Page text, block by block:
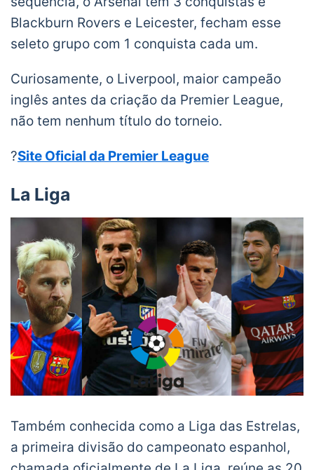
Blackburn Rovers e Leicester, fecham esse
seleto grupo com 1 conquista cada um.
Curiosamente, o Liverpool, maior campeão
inglês antes da criação da Premier League,
não tem nenhum título do torneio.
?Site Oficial da Premier League
La Liga
Também conhecida como a Liga das Estrelas,
a primeira divisão do campeonato espanhol,